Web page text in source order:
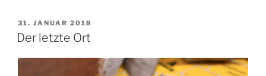
VERÖFFENTLICHT
AM
31. JANUAR 2018
Der letzte Ort